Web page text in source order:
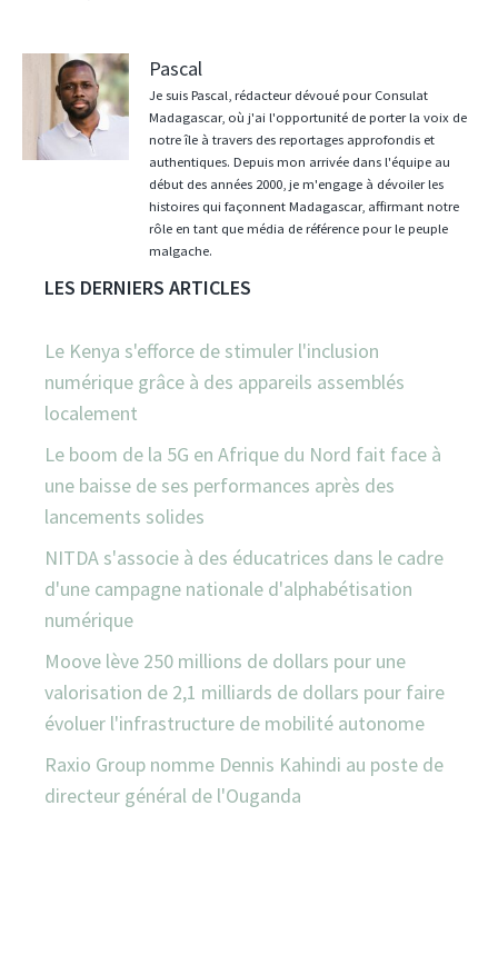
Pascal
Je suis Pascal, rédacteur dévoué pour Consulat
Madagascar, où j'ai l'opportunité de porter la voix de
notre île à travers des reportages approfondis et
authentiques. Depuis mon arrivée dans l'équipe au
début des années 2000, je m'engage à dévoiler les
histoires qui façonnent Madagascar, affirmant notre
rôle en tant que média de référence pour le peuple
malgache.
LES DERNIERS ARTICLES
Le Kenya s'efforce de stimuler l'inclusion
numérique grâce à des appareils assemblés
localement
Le boom de la 5G en Afrique du Nord fait face à
une baisse de ses performances après des
lancements solides
NITDA s'associe à des éducatrices dans le cadre
d'une campagne nationale d'alphabétisation
numérique
Moove lève 250 millions de dollars pour une
valorisation de 2,1 milliards de dollars pour faire
évoluer l'infrastructure de mobilité autonome
Raxio Group nomme Dennis Kahindi au poste de
directeur général de l'Ouganda